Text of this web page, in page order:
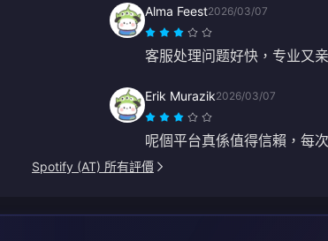
Alma Feest2026/03/07
客服处理问题好快，专业又
Erik Murazik2026/03/07
呢個平台真係值得信賴，每
Spotify (AT) 所有評價